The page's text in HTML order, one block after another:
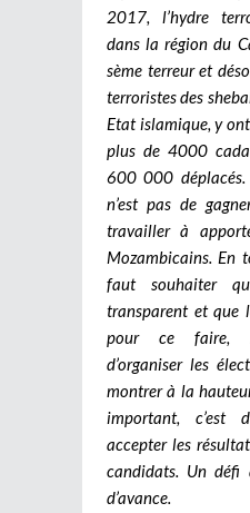
2017, l’hydre
dans la région du
sème terreur et
terroristes des
Etat islamique, y
plus de 4000
600 000 déplacés.
n’est pas de
travailler à
Mozambicains. En
faut souhaiter
transparent et que
pour ce faire,
d’organiser les
montrer à la
important, c’est
accepter les
candidats. Un défi
d’avance.